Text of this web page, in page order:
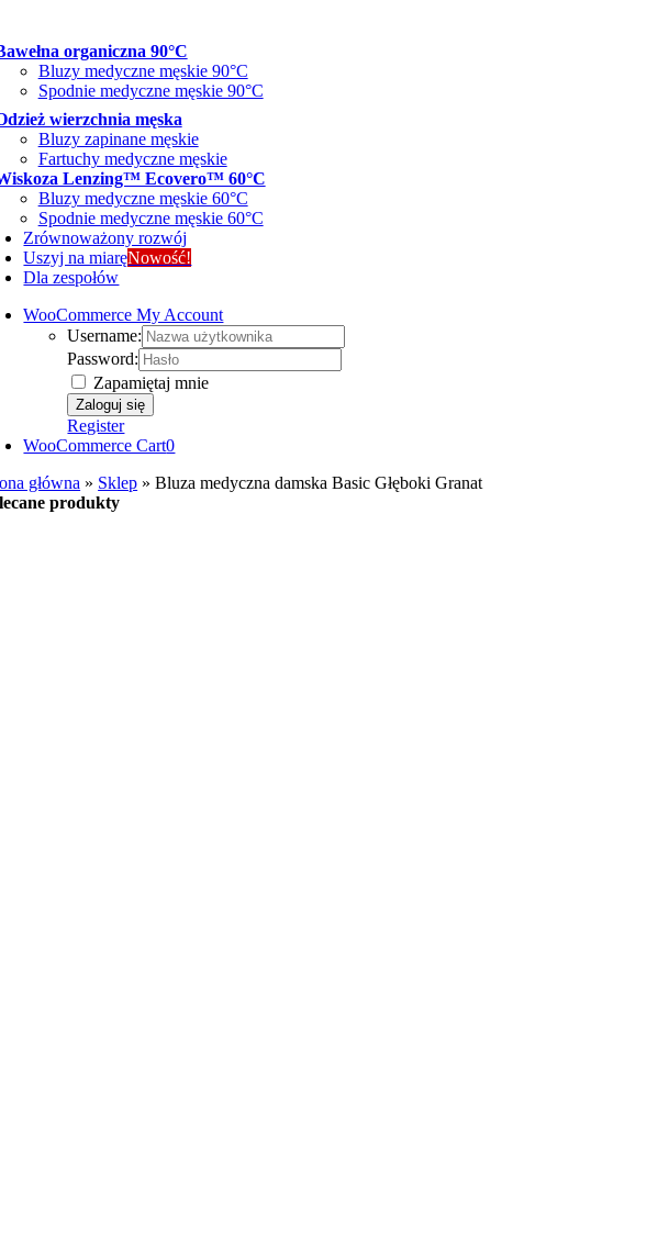
organiczna 90°C
Bluzy medyczne męskie 90°C
Spodnie medyczne męskie 90°C
wierzchnia męska
Bluzy zapinane męskie
Fartuchy medyczne męskie
Lenzing™ Ecovero™ 60°C
Bluzy medyczne męskie 60°C
Spodnie medyczne męskie 60°C
Zrównoważony rozwój
Uszyj na miaręNowość!
Dla zespołów
WooCommerce My Account
Username:
Password:
Zapamiętaj mnie
Register
WooCommerce Cart0
główna » Sklep »Bluza medyczna damska Basic Głęboki Granat
produkty